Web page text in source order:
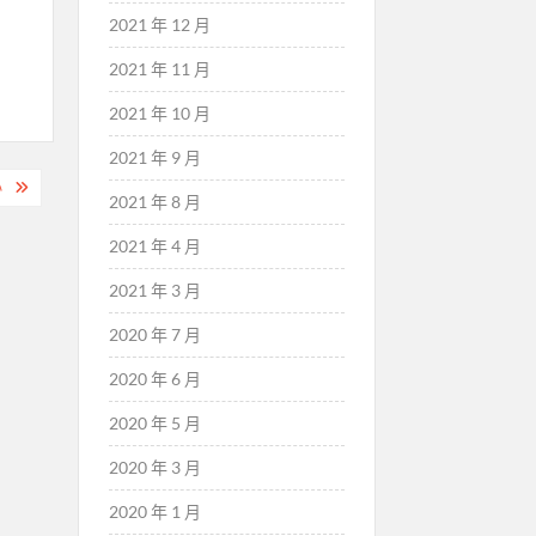
2021 年 12 月
2021 年 11 月
2021 年 10 月
2021 年 9 月
2021 年 8 月
2021 年 4 月
2021 年 3 月
2020 年 7 月
2020 年 6 月
2020 年 5 月
2020 年 3 月
2020 年 1 月